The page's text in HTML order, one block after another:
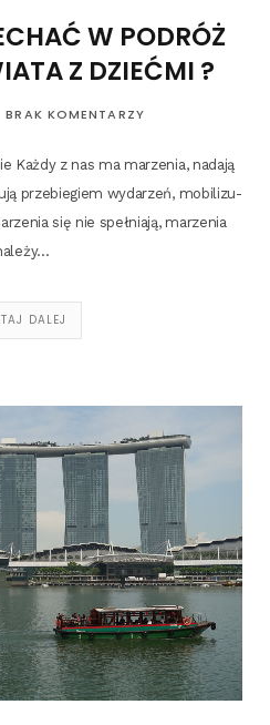
W PODRÓŻ
Z DZIEĆMI ?
BRAK KOMENTARZY
Każ­dy z nas ma marze­nia, nada­ją
prze­bie­giem wyda­rzeń, mobi­li­zu­
się nie speł­nia­ją, marze­nia
DALEJ